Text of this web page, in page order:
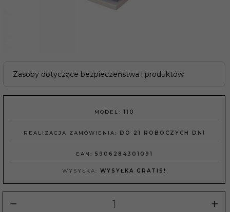
Zasoby dotyczące bezpieczeństwa i produktów
MODEL: 110
REALIZACJA ZAMÓWIENIA: DO 21 ROBOCZYCH DNI
EAN: 5906284301091
WYSYŁKA: WYSYŁKA GRATIS!